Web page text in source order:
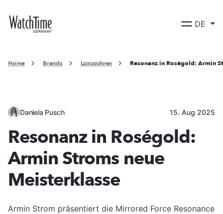
DE
Home Brands Luxusuhren Resonanz in Roségold: Armin
Daniela Pusch 15. Aug 2025
Resonanz in Roségold:
Armin Stroms neue
Meisterklasse
Armin Strom präsentiert die Mirrored Force Resonance